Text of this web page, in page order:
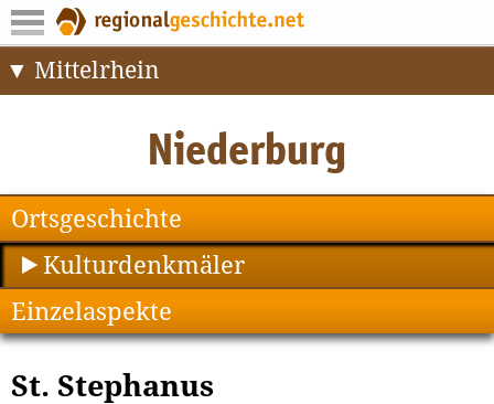
Mittelrhein
Ortsgeschichte
Kulturdenkmäler
Einzelaspekte
St. Stephanus